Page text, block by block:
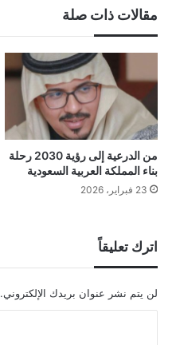
مقالات ذات صلة
من الدرعية إلى رؤية 2030 رحلة
بناء المملكة العربية السعودية
23 فبراير، 2026
اترك تعليقاً
لن يتم نشر عنوان بريدك الإلكتروني.